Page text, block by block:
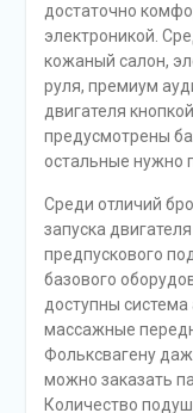
достаточно
электроникой.
кожаный салон,
руля, премиум
двигателя
предусмотрены
остальные нужно
Среди отличий
запуска
предпускового
базового
доступны система
массажные
Фольксвагену
можно заказать
Количество